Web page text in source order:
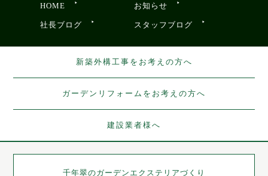
HOME お知らせ
社長ブログ スタッフブログ
新築外構工事をお考えの方へ
ガーデンリフォームをお考えの方へ
建設業者様へ
千年翠のガーデンエクステリアづくり